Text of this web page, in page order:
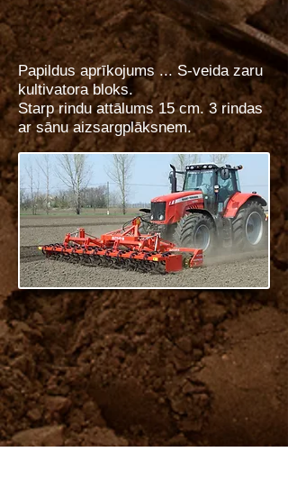
Papildus aprīkojums ... S-veida zaru
kultivatora bloks.
Starp rindu attālums 15 cm. 3 rindas
ar sānu aizsargplāksnem.